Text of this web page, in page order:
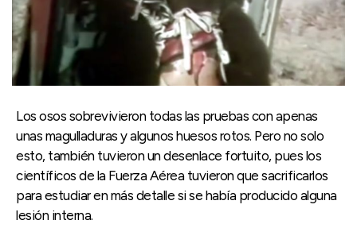
Los osos sobrevivieron todas las pruebas con apenas
unas magulladuras y algunos huesos rotos. Pero no solo
esto, también tuvieron un desenlace fortuito, pues los
científicos de la Fuerza Aérea tuvieron que sacrificarlos
para estudiar en más detalle si se había producido alguna
lesión interna.